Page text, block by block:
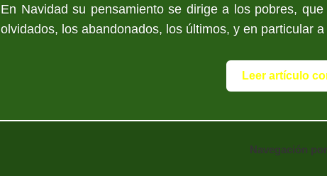
En Navidad su pensamiento se dirige a los pobres,
olvidados, los abandonados, los últimos, y en particular
Leer artículo
Navegación